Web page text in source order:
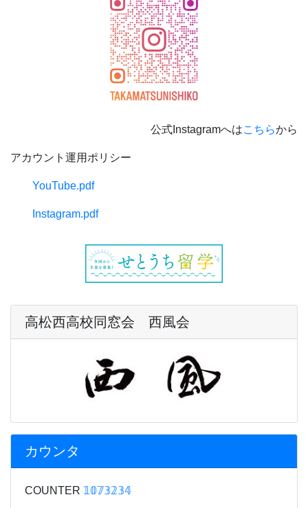
公式Instagramへはこちらから
アカウント運用ポリシー
YouTube.pdf
Instagram.pdf
高松西高校同窓会 西風会
カウンタ
COUNTER 𝟙𝟘𝟟𝟛𝟚𝟛𝟜